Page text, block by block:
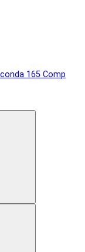
165 Comp